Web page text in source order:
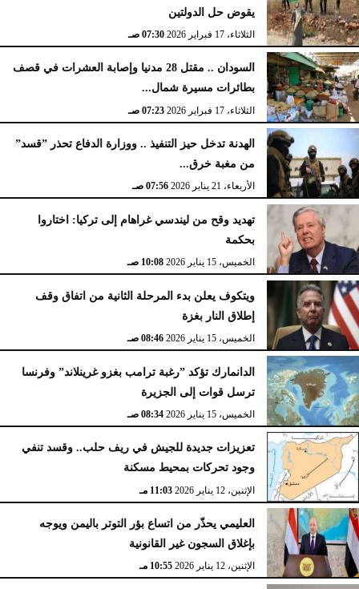
يقوض حل الدولتين
الثلاثاء، 17 فبراير 2026 07:30 صـ
السودان .. مقتل 28 مدنيا وإصابة العشرات في قصف
بطائرات مسيرة شمال...
الثلاثاء، 17 فبراير 2026 07:23 صـ
الهدنة تدخل حيز التنفيذ .. ووزارة الدفاع تحذر ”قسد”
من مغبة خرق...
الأربعاء، 21 يناير 2026 07:56 صـ
تهديد وقح من ليندسي غراهام إلى تركيا: اختاروا
بحكمة
الخميس، 15 يناير 2026 10:08 صـ
ويتكوف يعلن بدء المرحلة الثانية من اتفاق وقف
إطلاق النار بغزة
الخميس، 15 يناير 2026 08:46 صـ
الدانمارك تؤكد ”رغبة ترامب بغزو غرينلاند” وفرنسا
ترسل قوات إلى الجزيرة
الخميس، 15 يناير 2026 08:34 صـ
تعزيزات جديدة للجيش في ريف حلب.. وقسد تنفي
وجود تحركات بمحيط مسكنة
الإثنين، 12 يناير 2026 11:03 مـ
العليمي يحذّر من اتساع بؤر التوتر باليمن ويوجه
بإغلاق السجون غير القانونية
الإثنين، 12 يناير 2026 10:55 مـ